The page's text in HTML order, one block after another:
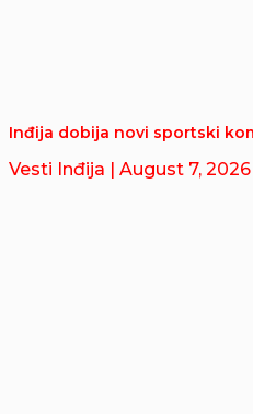
Inđija dobija novi sportski
Vesti Inđija | August 7, 2026